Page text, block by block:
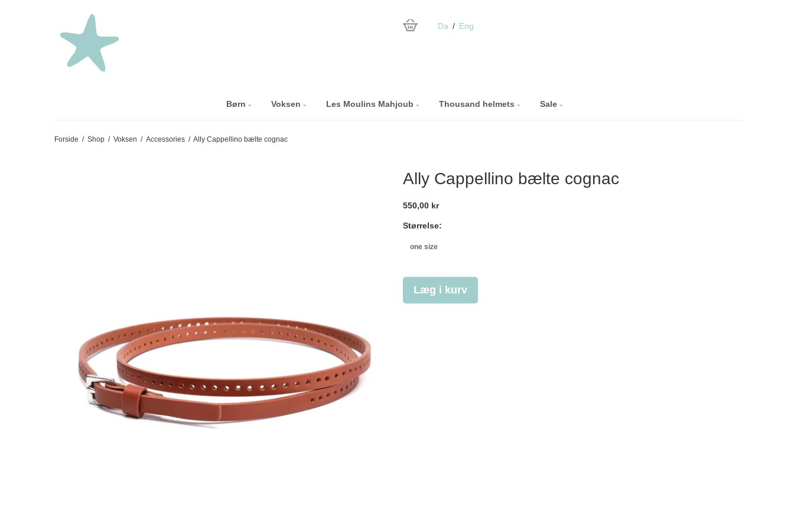
Da Eng
Børn Voksen Les Moulins Mahjoub Thousand helmets Sale
Forside / Shop / Voksen / Accessories / Ally Cappellino bælte cognac
Ally Cappellino bælte cognac
550,00 kr
Størrelse:
one size
Læg i kurv